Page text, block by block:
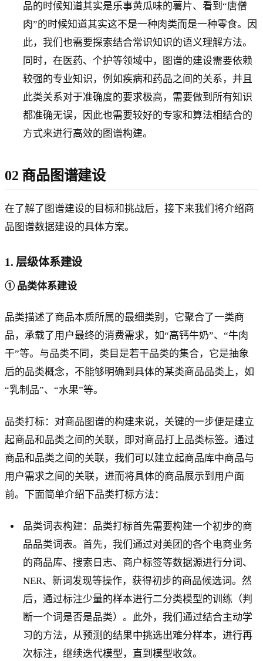
品的时候知道其实是乐事黄瓜味的薯片、看到“唐僧
肉”的时候知道其实这不是一种肉类而是一种零食。因
此，我们也需要探索结合常识知识的语义理解方法。
同时，在医药、个护等领域中，图谱的建设需要依赖
较强的专业知识，例如疾病和药品之间的关系，并且
此类关系对于准确度的要求极高，需要做到所有知识
都准确无误，因此也需要较好的专家和算法相结合的
方式来进行高效的图谱构建。
02 商品图谱建设
在了解了图谱建设的目标和挑战后，接下来我们将介绍商
品图谱数据建设的具体方案。
1. 层级体系建设
① 品类体系建设
品类描述了商品本质所属的最细类别，它聚合了一类商
品，承载了用户最终的消费需求，如“高钙牛奶”、“牛肉
干”等。与品类不同，类目是若干品类的集合，它是抽象
后的品类概念，不能够明确到具体的某类商品品类上，如
“乳制品”、“水果”等。
品类打标：对商品图谱的构建来说，关键的一步便是建立
起商品和品类之间的关联，即对商品打上品类标签。通过
商品和品类之间的关联，我们可以建立起商品库中商品与
用户需求之间的关联，进而将具体的商品展示到用户面
前。下面简单介绍下品类打标方法：
品类词表构建：品类打标首先需要构建一个初步的商
品品类词表。首先，我们通过对美团的各个电商业务
的商品库、搜索日志、商户标签等数据源进行分词、
NER、新词发现等操作，获得初步的商品候选词。然
后，通过标注少量的样本进行二分类模型的训练（判
断一个词是否是品类）。此外，我们通过结合主动学
习的方法，从预测的结果中挑选出难分样本，进行再
次标注，继续迭代模型，直到模型收敛。